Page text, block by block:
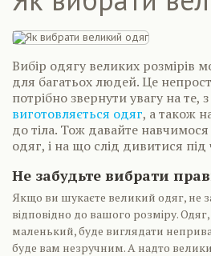
Вибір одягу великих розмірів
для багатьох людей. Це
потрібно звернути увагу на те, з
виготовляється одяг, а також
до тіла. Тож давайте
одяг, і на що слід дивитися під
Не забудьте вибрати
Якщо ви шукаєте великий одяг, не
відповідно до вашого розміру.
маленький, буде виглядати
буде вам незручним. А надто